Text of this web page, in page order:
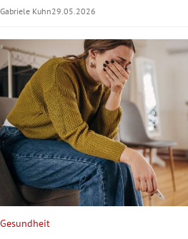
Gabriele Kuhn29.05.2026
Gesundheit